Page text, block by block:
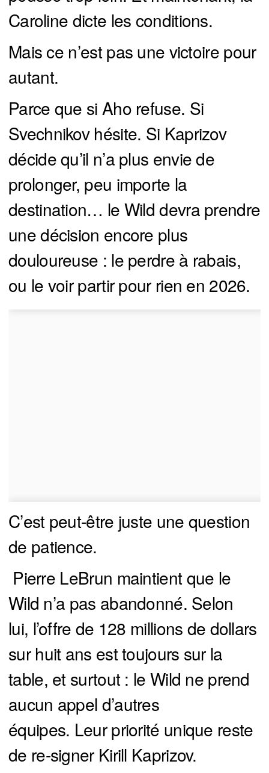
Caroline dicte les conditions.
Mais ce n’est pas une victoire pour
autant.
Parce que si Aho refuse. Si
Svechnikov hésite. Si Kaprizov
décide qu’il n’a plus envie de
prolonger, peu importe la
destination… le Wild devra prendre
une décision encore plus
douloureuse : le perdre à rabais,
ou le voir partir pour rien en 2026.
C’est peut-être juste une question
de patience.
Pierre LeBrun maintient que le
Wild n’a pas abandonné. Selon
lui, l’offre de 128 millions de dollars
sur huit ans est toujours sur la
table, et surtout : le Wild ne prend
aucun appel d’autres
équipes. Leur priorité unique reste
de re-signer Kirill Kaprizov.